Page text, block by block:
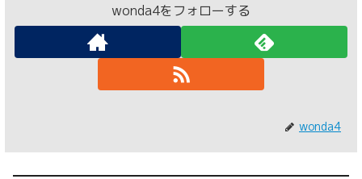
wonda4をフォローする
wonda4